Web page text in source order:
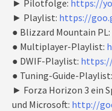
► Pilotfolge: https://
► Playlist: https://
● Blizzard Mountain PL:
● Multiplayer-Playlist:
● DWIF-Playlist:
● Tuning-Guide-Playlist:
► Forza Horizon 3 ein
und Microsoft: http://